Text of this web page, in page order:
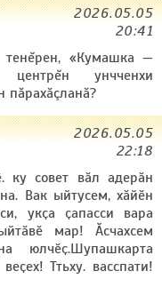
2026.05.05
20:41
«Кумашка —
унчченхи
2026.05.05
22:18
ку совет вӑл адерӑн
Вак ыйтусем, хӑйӗн
укҫа ҫапасси вара
мар! Ӑсчахсем
юлчӗҫ.Шупашкарта
Ттьху. васспати!